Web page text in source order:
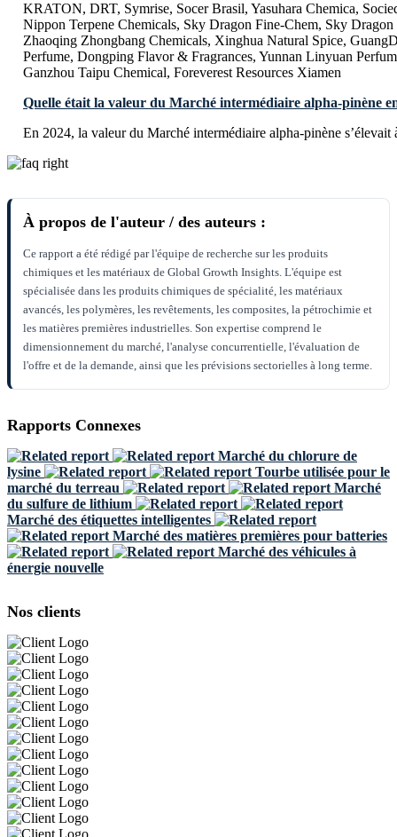
KRATON, DRT, Symrise, Socer Brasil, Yasuhara Chemica,
Nippon Terpene Chemicals, Sky Dragon Fine-Chem, Sky Dragon
Zhaoqing Zhongbang Chemicals, Xinghua Natural Spice,
Perfume, Dongping Flavor & Fragrances, Yunnan Linyuan
Ganzhou Taipu Chemical, Foreverest Resources Xiamen
Quelle était la valeur du Marché intermédiaire alpha-pinène
En 2024, la valeur du Marché intermédiaire alpha-pinène
À propos de l'auteur / des auteurs :
Ce rapport a été rédigé par l'équipe de recherche sur les produits
chimiques et les matériaux de Global Growth Insights. L'équipe est
spécialisée dans les produits chimiques de spécialité, les matériaux
avancés, les polymères, les revêtements, les composites, la pétrochimie et
les matières premières industrielles. Son expertise comprend le
dimensionnement du marché, l'analyse concurrentielle, l'évaluation de
l'offre et de la demande, ainsi que les prévisions sectorielles à long terme.
Rapports Connexes
Marché du chlorure de
lysine
Tourbe utilisée pour le
marché du terreau
Marché
du sulfure de lithium
Marché des étiquettes intelligentes
Marché des matières premières pour batteries
Marché des véhicules à
énergie nouvelle
Nos clients